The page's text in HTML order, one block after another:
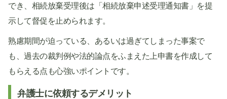
でき、相続放棄受理後は「相続放棄申述受理通知書」を提
示して督促を止められます。
熟慮期間が迫っている、あるいは過ぎてしまった事案で
も、過去の裁判例や法的論点をふまえた上申書を作成して
もらえる点も心強いポイントです。
弁護士に依頼するデメリット